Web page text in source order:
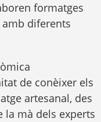
formatges
diferents
de conèixer els
artesanal, des
la mà dels experts